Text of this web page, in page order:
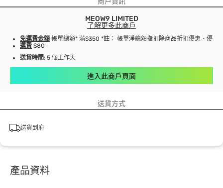
MEOW9 LIMITED
了解更多此商戶
免運費金額 帳單總額* 滿$350 *註： 帳單淨總額指扣除商品折扣優惠、優惠
運費 $80
送貨時間: 5 個工作天
進入此商戶頁面
送貨方式
送貨到府
產品資料